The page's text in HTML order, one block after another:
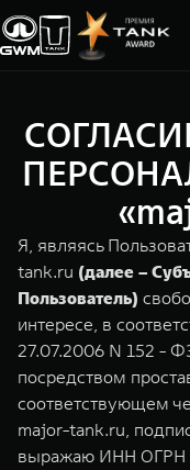
TANK 300
Следуй за открытиями
от 3 999 000 ₽
ВЫБОР АВТОМОБИЛЯ
Спецпредложения
Конфигуратор
Тест-драйв
Зарядные станции
Проверено TANK
ГАРАНТИЯ И
Гарантия
Помощь на дороге
Калькулятор ТО
Нулевое ТО
ИНФОРМАЦИЯ
О нас
35 лет GWM
GWM ТЕХ ДЕНЬ
Новости
Я, являясь
tank.ru (далее –
Пользователь)
интересе, в
27.07.2006 N 152 -
посредством
соответствующем
major-tank.ru,
выражаю ИНН ОГРН